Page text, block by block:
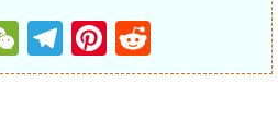
WeChat
Telegram
Pinterest